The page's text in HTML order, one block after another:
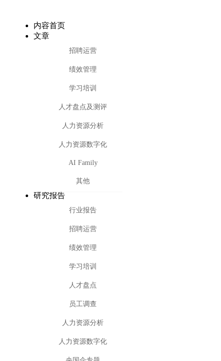
内容首页
文章
招聘运营
绩效管理
学习培训
人才盘点及测评
人力资源分析
人力资源数字化
AI Family
其他
研究报告
行业报告
招聘运营
绩效管理
学习培训
人才盘点
员工调查
人力资源分析
人力资源数字化